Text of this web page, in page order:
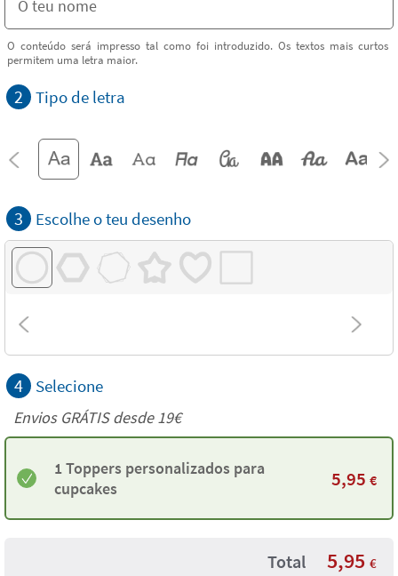
O conteúdo será impresso tal como foi introduzido. Os textos mais curtos
permitem uma letra maior.
2 Tipo de letra
3 Escolhe o teu desenho
4 Selecione
Envios GRÁTIS desde 19€
1 Toppers personalizados para
cupcakes
5,95 €
Total 5,95 €